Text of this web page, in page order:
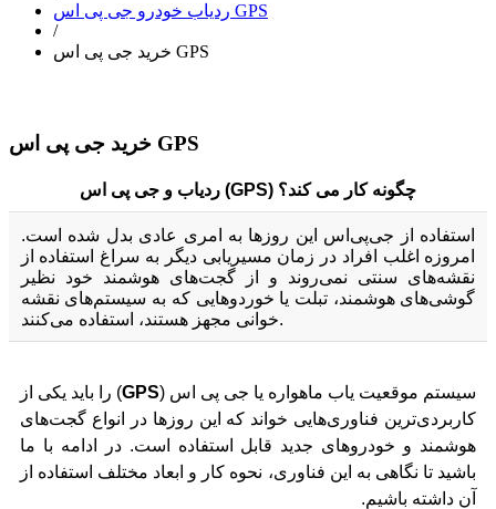
ردیاب خودرو جی پی اس GPS
/
خرید جی پی اس GPS
خرید جی پی اس GPS
ردیاب و جی پی اس (GPS) چگونه کار می‌ کند؟
استفاده از جی‌‌پی‌اس این روزها به امری عادی بدل شده است.
امروزه اغلب افراد در زمان مسیریابی دیگر به سراغ استفاده از
نقشه‌‌های سنتی نمی‌روند و از گجت‌های هوشمند خود نظیر
گوشی‌های هوشمند، تبلت یا خوردوهایی که به سیستم‌های نقشه
خوانی مجهز هستند، استفاده می‌کنند.
سیستم موقعیت یاب ماهواره یا جی پی اس (GPS) را باید یکی از
کاربردی‌ترین فناوری‌هایی خواند که این روزها در انواع گجت‌های
هوشمند و خودروهای جدید قابل استفاده است. در ادامه با ما
باشید تا نگاهی به این فناوری، نحوه کار و ابعاد مختلف استفاده از
آن داشته باشیم.